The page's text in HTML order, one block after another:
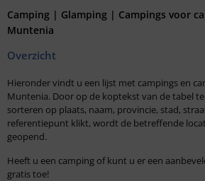
Camping | Glamping | Campings voor
Muntenia
Overzicht
Hieronder vindt u een lijst met campings en
Muntenia. Door op de koptekst van de tabel
sorteren op plaats, naam, provincie, stad,
referentiepunt klikt, wordt de betreffende
geopend.
Heeft u een camping of kunt u er een
gratis toe!